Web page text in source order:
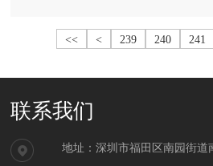
<< < 239 240 241
联系我们
地址： 深圳市福田区南园街